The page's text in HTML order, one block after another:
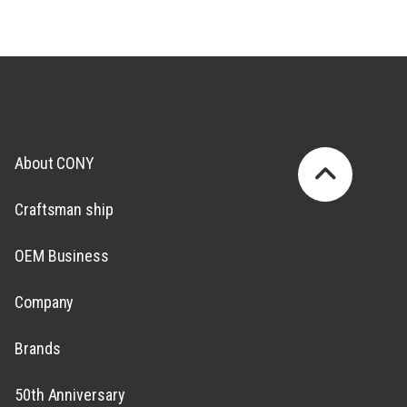
About CONY
Craftsman ship
OEM Business
Company
Brands
50th Anniversary